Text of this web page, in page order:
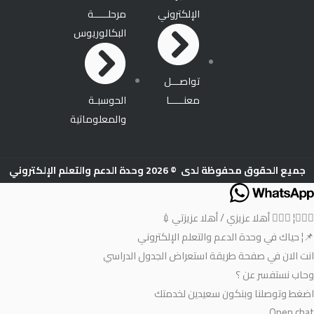
الإلكتروني
تواصـــل
معنـــــا
مرحلـــــة
البكالوريوس
الحوسبـة
والمعلوماتية
جميع الحقوق محفوظة لدى © 2026 وحدة الدعم والتعلم الإلكتروني
🙋🏼‍♂️¦ 🙋🏼‍♀️ أهلا عزيزي / أهلا عزيزتي💉
📌¦ حياك في وحدة الدعم والتعلم الإلكتروني
انت الان في صفحة طريقة استعراض الجدول الدراسي
وحاب نستفسر عن ؟
اضغط وتوصلنا وبنكون سعيدين لخدمتك